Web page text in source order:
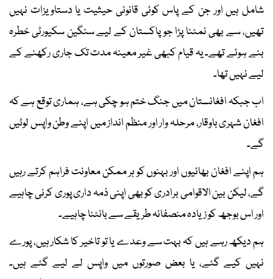
شامل ہیں اور جن کے پاس کوئی قانونی حیثیت یا دستاویزات نہیں
تھیں، سے بھی نمٹنا پڑا جو پاکستان کے لیے سنگین سکیورٹی خطرہ
بنے ہوئے تھے۔ یہ قیام کبھی غیر معینہ مدت تک جاری رکھنے کے
لیے نہیں تھا۔
اب جبکہ افغانستان میں جنگ ختم ہو چکی ہے، ہماری توقع ہے کہ
افغان شہری باوقار، مرحلہ وار اور منظم انداز میں اپنے وطن واپس لوٹیں
گے۔
ہم اپنے افغان بھائیوں اور بہنوں کو ہر ممکن معاونت فراہم کرتے رہیں
گے، لیکن بین الاقوامی برادری کو بھی اپنی ذمہ داری پوری کرنی چاہیے
اور اس بوجھ کو زیادہ منصفانہ طریقے سے بانٹنا چاہیے۔
ہم دیکھ رہے ہیں کہ بہت سے وعدے یا تو تاخیر کا شکار ہیں، پورے
نہیں کیے گئے، یا بعض صورتوں میں واپس لے لیے گئے ہیں۔